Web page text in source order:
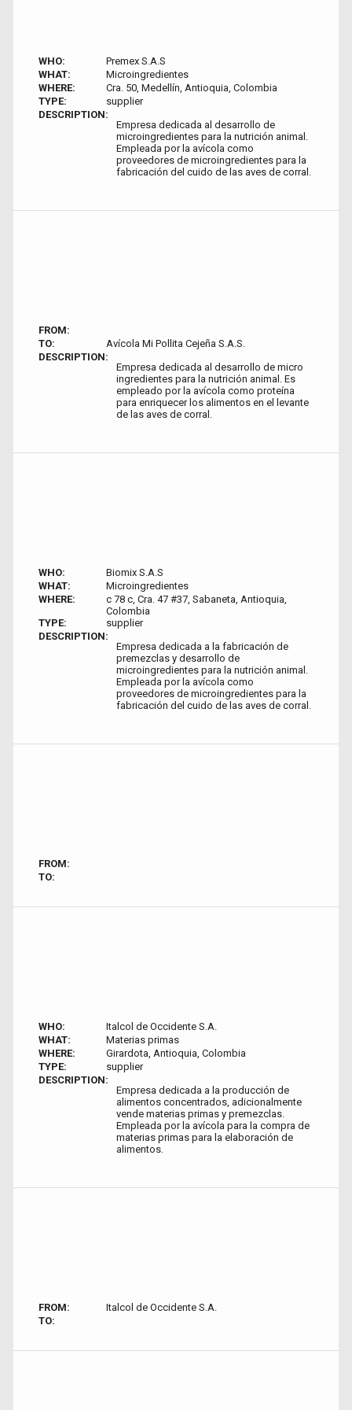
WHO:
Premex S.A.S
WHAT:
Microingredientes
WHERE:
Cra. 50, Medellín, Antioquia, Colombia
TYPE:
supplier
DESCRIPTION:
Empresa dedicada al desarrollo de
microingredientes para la nutrición animal.
Empleada por la avícola como
proveedores de microingredientes para la
fabricación del cuido de las aves de corral.
FROM:
TO:
Avícola Mi Pollita Cejeña S.A.S.
DESCRIPTION:
Empresa dedicada al desarrollo de micro
ingredientes para la nutrición animal. Es
empleado por la avícola como proteína
para enriquecer los alimentos en el levante
de las aves de corral.
WHO:
Biomix S.A.S
WHAT:
Microingredientes
WHERE:
c 78 c, Cra. 47 #37, Sabaneta, Antioquia,
Colombia
TYPE:
supplier
DESCRIPTION:
Empresa dedicada a la fabricación de
premezclas y desarrollo de
microingredientes para la nutrición animal.
Empleada por la avícola como
proveedores de microingredientes para la
fabricación del cuido de las aves de corral.
FROM:
TO:
WHO:
Italcol de Occidente S.A.
WHAT:
Materias primas
WHERE:
Girardota, Antioquia, Colombia
TYPE:
supplier
DESCRIPTION:
Empresa dedicada a la producción de
alimentos concentrados, adicionalmente
vende materias primas y premezclas.
Empleada por la avícola para la compra de
materias primas para la elaboración de
alimentos.
FROM:
Italcol de Occidente S.A.
TO: